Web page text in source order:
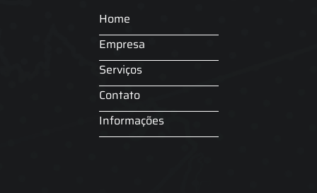
Home
Empresa
Serviços
Contato
Informações